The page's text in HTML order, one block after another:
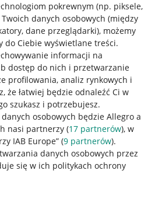
pokrewnym (np. piksele,
danych osobowych (między
dane przeglądarki), możemy
do Ciebie wyświetlane treści.
informacji na
dostęp do nich i przetwarzanie
profilowania, analiz rynkowych i
że łatwiej będzie odnaleźć Ci w
szukasz i potrzebujesz.
osobowych będzie Allegro a
nasi partnerzy (17 partnerów), w
IAB Europe” (9 partnerów).
danych osobowych przez
się w ich politykach ochrony